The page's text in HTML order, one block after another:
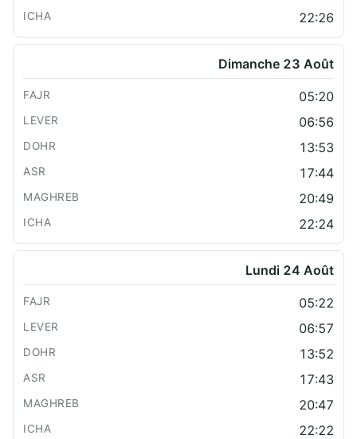
22:26
Dimanche 23 Août
05:20
06:56
13:53
17:44
20:49
22:24
Lundi 24 Août
05:22
06:57
13:52
17:43
20:47
22:22